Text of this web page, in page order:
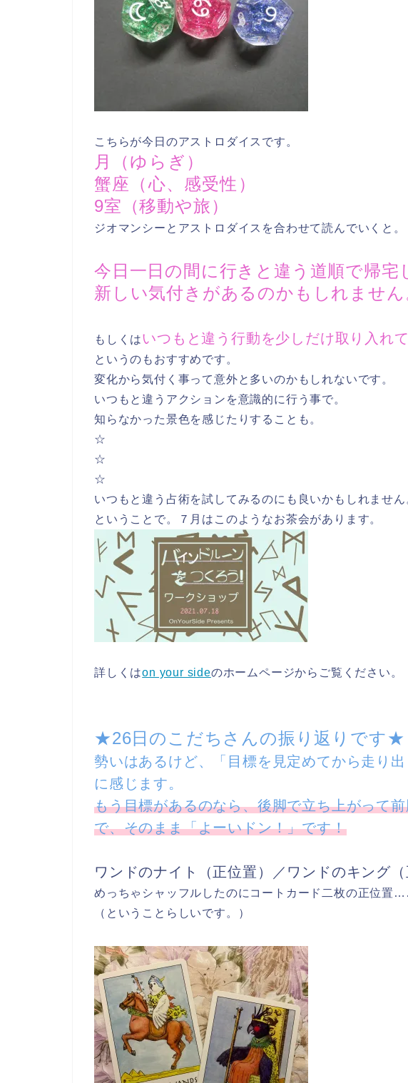
こちらが今日のアストロダイスです。
月（ゆらぎ）
蟹座（心、感受性）
9室（移動や旅）
ジオマンシーとアストロダイスを合わせて読んでいくと。
今日一日の間に行きと違う道順で帰宅
新しい気付きがあるのかもしれません
もしくはいつもと違う行動を少しだけ取り入れて
というのもおすすめです。
変化から気付く事って意外と多いのかもしれないです。
いつもと違うアクションを意識的に行う事で。
知らなかった景色を感じたりすることも。
☆
☆
☆
いつもと違う占術を試してみるのにも良いかもしれません
ということで。７月はこのようなお茶会があります。
詳しくはon your sideのホームページからご覧ください。
★26日のこだちさんの振り返りです★
勢いはあるけど、「目標を見定めてから走り
に感じます。
もう目標があるのなら、後脚で立ち上がって
で、そのまま「よーいドン！」です！
ワンドのナイト（正位置）／ワンドのキング（
めっちゃシャッフルしたのにコートカード二枚の正位置
（ということらしいです。）